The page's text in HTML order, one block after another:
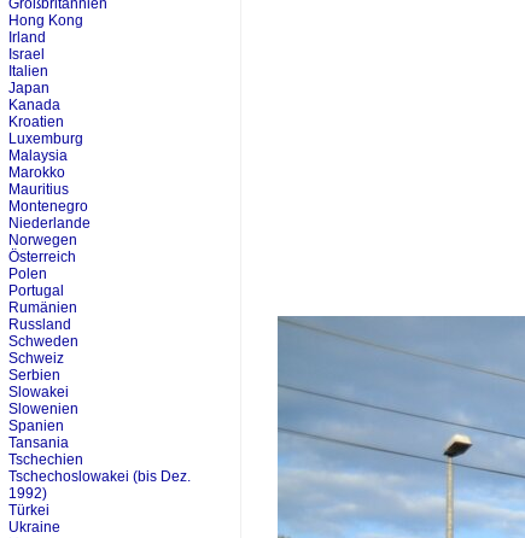
Großbritannien
Hong Kong
Irland
Israel
Italien
Japan
Kanada
Kroatien
Luxemburg
Malaysia
Marokko
Mauritius
Montenegro
Niederlande
Norwegen
Österreich
Polen
Portugal
Rumänien
Russland
Schweden
Schweiz
Serbien
Slowakei
Slowenien
Spanien
Tansania
Tschechien
Tschechoslowakei (bis Dez.
1992)
Türkei
Ukraine